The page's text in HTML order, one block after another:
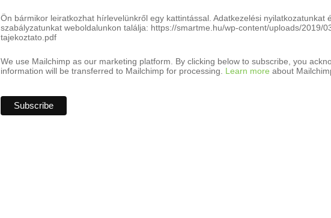
Ön bármikor leiratkozhat hírlevelünkről egy kattintással. Adatkezelési nyilatkozatunkat
szabályzatunkat weboldalunkon találja: https://smartme.hu/wp-content/uploads/2019/
tajekoztato.pdf
We use Mailchimp as our marketing platform. By clicking below to subscribe, you
information will be transferred to Mailchimp for processing. Learn more about